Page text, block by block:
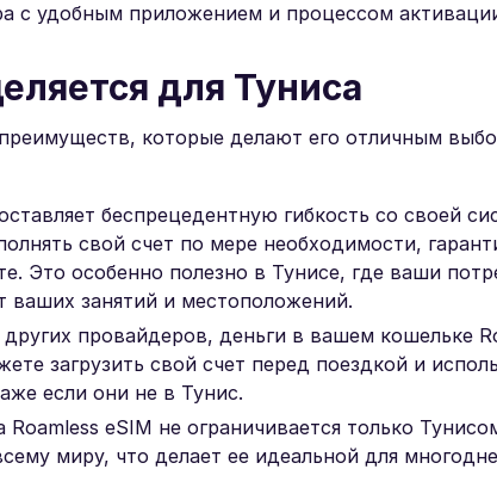
с удобным приложением и процессом
для Туниса
которые делают его отличным
беспрецедентную гибкость со своей
свой счет по мере необходимости,
Это особенно полезно в Тунисе, где ваши
ваших занятий и местоположений.
провайдеров, деньги в вашем кошельке
загрузить свой счет перед поездкой и
если они не в Тунис.
eSIM не ограничивается только
миру, что делает ее идеальной для